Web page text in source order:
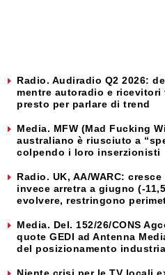
Radio. Audiradio Q2 2026:
mentre autoradio e
presto per parlare di trend
Media. MFW (Mad Fucking
australiano è riusciuto a
colpendo i loro inserzionisti
Radio. UK, AA/WARC:
invece arretra a giugno (-
evolvere, restringono
Media. Del. 152/26/CONS
quote GEDI ad Antenna
del posizionamento
Niente crisi per le TV locali